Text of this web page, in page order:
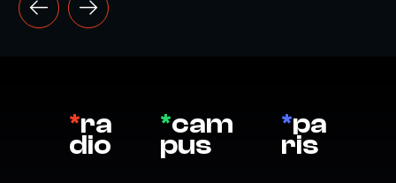
*ra
dio
*cam
pus
*pa
ris